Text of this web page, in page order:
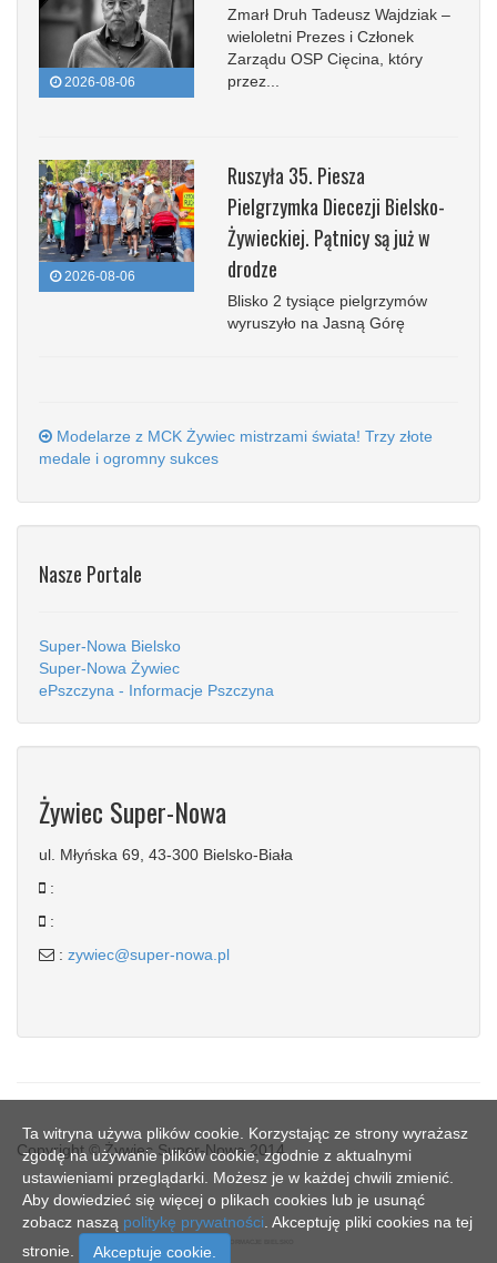
2026-08-06
Zmarł Druh Tadeusz Wajdziak –
wieloletni Prezes i Członek
Zarządu OSP Cięcina, który
przez...
2026-08-06
Ruszyła 35. Piesza
Pielgrzymka Diecezji Bielsko-
Żywieckiej. Pątnicy są już w
drodze
Blisko 2 tysiące pielgrzymów
wyruszyło na Jasną Górę
Modelarze z MCK Żywiec mistrzami świata! Trzy złote
medale i ogromny sukces
Nasze Portale
Super-Nowa Bielsko
Super-Nowa Żywiec
ePszczyna - Informacje Pszczyna
Żywiec Super-Nowa
ul. Młyńska 69, 43-300 Bielsko-Biała
:
:
: zywiec@super-nowa.pl
Copyright © Żywiec Super-Nowa 2014
Ta witryna używa plików cookie. Korzystając ze strony wyrażasz
zgodę na używanie plików cookie, zgodnie z aktualnymi
ustawieniami przeglądarki. Możesz je w każdej chwili zmienić.
Aby dowiedzieć się więcej o plikach cookies lub je usunąć
zobacz naszą politykę prywatności . Akceptuję pliki cookies na tej
stronie.
Akceptuje cookie.